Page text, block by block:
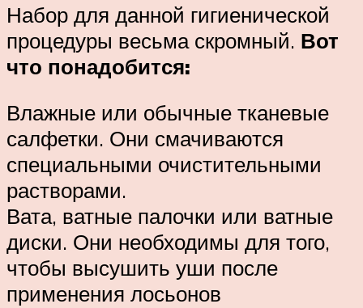
Набор для данной гигиенической
процедуры весьма скромный. Вот
что понадобится:
Влажные или обычные тканевые
салфетки. Они смачиваются
специальными очистительными
растворами.
Вата, ватные палочки или ватные
диски. Они необходимы для того,
чтобы высушить уши после
применения лосьонов